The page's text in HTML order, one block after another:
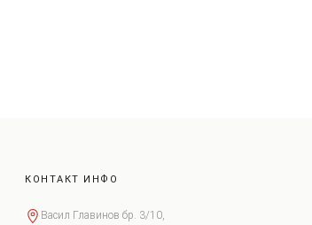
КОНТАКТ ИНФО
Васил Главинов бр. 3/10,